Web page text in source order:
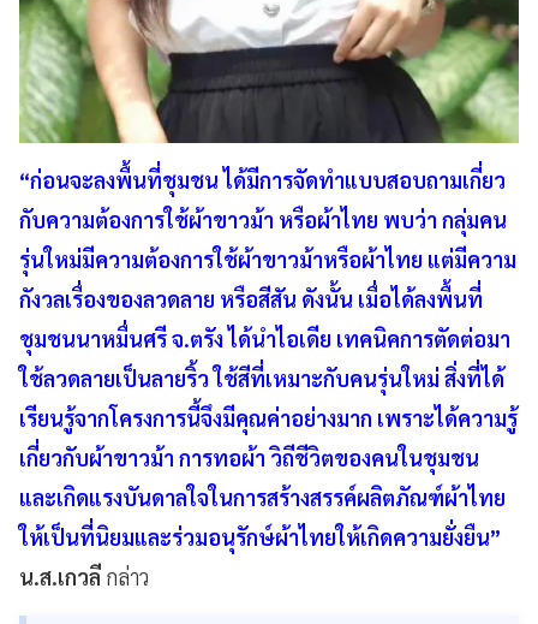
“ก่อนจะลงพื้นที่ชุมชน ได้มีการจัดทำแบบสอบถามเกี่ยว
กับความต้องการใช้ผ้าขาวม้า หรือผ้าไทย พบว่า กลุ่มคน
รุ่นใหม่มีความต้องการใช้ผ้าขาวม้าหรือผ้าไทย แต่มีความ
กังวลเรื่องของลวดลาย หรือสีสัน ดังนั้น เมื่อได้ลงพื้นที่
ชุมชนนาหมื่นศรี จ.ตรัง ได้นำไอเดีย เทคนิคการตัดต่อมา
ใช้ลวดลายเป็นลายริ้ว ใช้สีที่เหมาะกับคนรุ่นใหม่ สิ่งที่ได้
เรียนรู้จากโครงการนี้จึงมีคุณค่าอย่างมาก เพราะได้ความรู้
เกี่ยวกับผ้าขาวม้า การทอผ้า วิถีชีวิตของคนในชุมชน
และเกิดแรงบันดาลใจในการสร้างสรรค์ผลิตภัณฑ์ผ้าไทย
ให้เป็นที่นิยมและร่วมอนุรักษ์ผ้าไทยให้เกิดความยั่งยืน”
น.ส.เกวลี กล่าว